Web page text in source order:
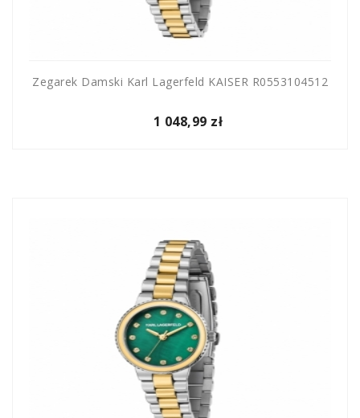
Zegarek Damski Karl Lagerfeld KAISER R0553104512
1 048,99 zł